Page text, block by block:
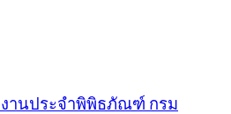
านประจำพิพิธภัณฑ์ กรม